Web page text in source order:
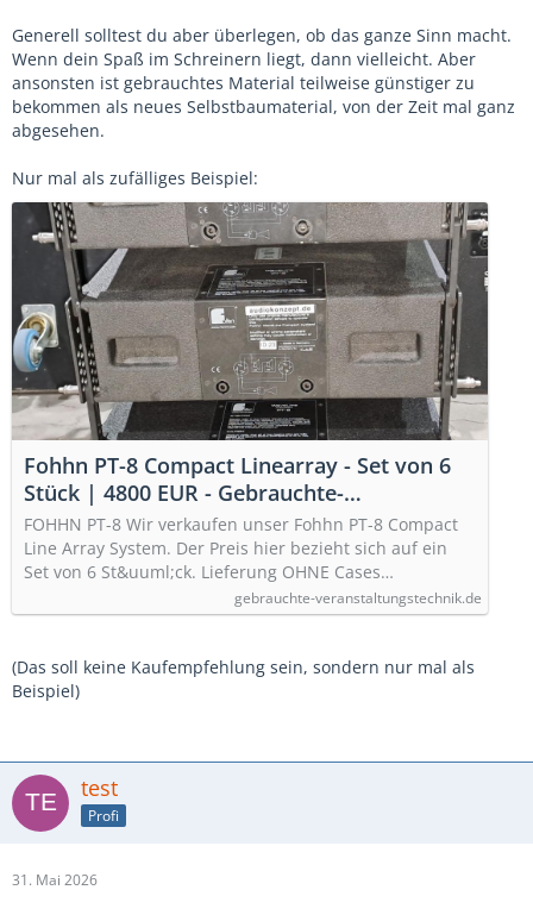
Generell solltest du aber überlegen, ob das ganze Sinn macht.
Wenn dein Spaß im Schreinern liegt, dann vielleicht. Aber
ansonsten ist gebrauchtes Material teilweise günstiger zu
bekommen als neues Selbstbaumaterial, von der Zeit mal ganz
abgesehen.
Nur mal als zufälliges Beispiel:
Fohhn PT-8 Compact Linearray - Set von 6
Stück | 4800 EUR - Gebrauchte-
Veranstaltungstechnik.de - Der Marktplatz
für gebrauchte Veranstaltungstechnik
FOHHN PT-8 Wir verkaufen unser Fohhn PT-8 Compact
Line Array System. Der Preis hier bezieht sich auf ein
Set von 6 St&uuml;ck. Lieferung OHNE Cases…
gebrauchte-veranstaltungstechnik.de
(Das soll keine Kaufempfehlung sein, sondern nur mal als
Beispiel)
test
Profi
31. Mai 2026